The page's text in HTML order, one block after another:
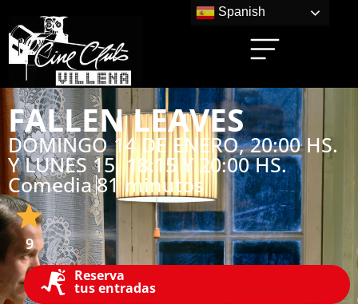
FALLEN LEAVES
DOMINGO 14 DE ENERO, 20:00 HS.
Y LUNES 15, 18:15 Y 20:00 HS.
Comedia81 minutos
9
Reserva
tus entradas
Spanish